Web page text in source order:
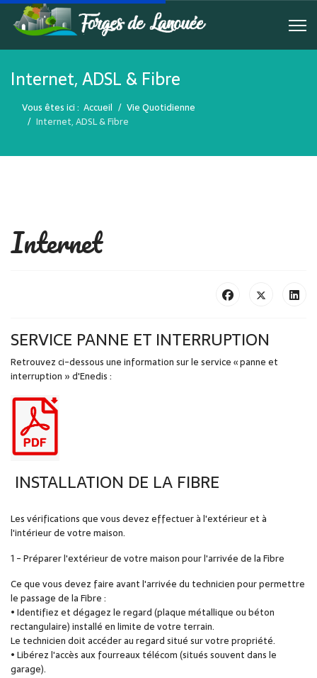
Internet, ADSL & Fibre
Vous êtes ici : Accueil
Vie Quotidienne
Internet, ADSL & Fibre
Internet
SERVICE PANNE ET INTERRUPTION
Retrouvez ci-dessous une information sur le service « panne et
interruption » d'Enedis :
INSTALLATION DE LA FIBRE
Les vérifications que vous devez effectuer à l'extérieur et à
l'intérieur de votre maison.
1 - Préparer l'extérieur de votre maison pour l'arrivée de la Fibre
Ce que vous devez faire avant l'arrivée du technicien pour permettre
le passage de la Fibre :
• Identifiez et dégagez le regard (plaque métallique ou béton
rectangulaire) installé en limite de votre terrain.
Le technicien doit accéder au regard situé sur votre propriété.
• Libérez l'accès aux fourreaux télécom (situés souvent dans le
garage).